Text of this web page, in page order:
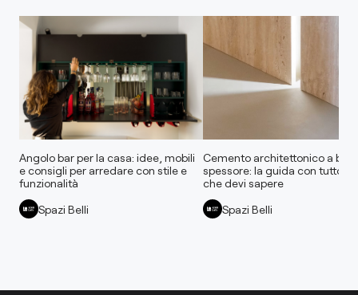
Angolo bar per la casa: idee, mobili
e consigli per arredare con stile e
funzionalità
Spazi Belli
Cemento architettonico a
spessore: la guida con tutto
che devi sapere
Spazi Belli